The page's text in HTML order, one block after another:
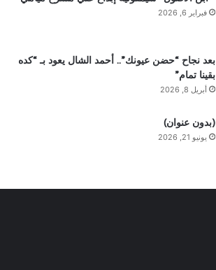
فبراير 6, 2026
بعد نجاح “حضن عيونك”.. أحمد الشال يعود بـ “كده
بقينا تمام”
أبريل 8, 2026
(بدون عنوان)
يونيو 21, 2026